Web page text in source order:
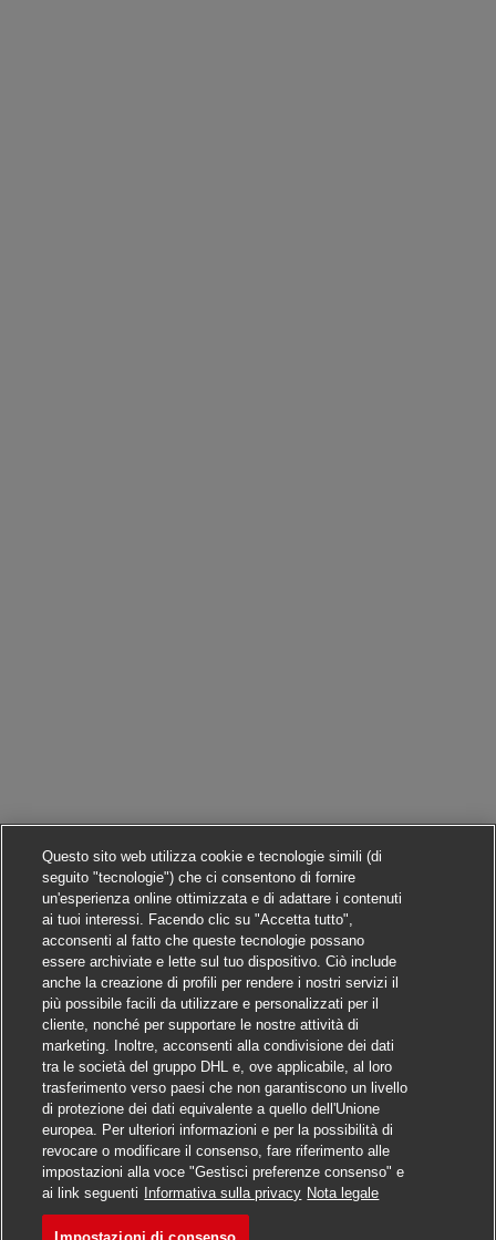
Candidarsi
Questo sito web utilizza cookie e tecnologie simili (di
seguito "tecnologie") che ci consentono di fornire
un'esperienza online ottimizzata e di adattare i contenuti
ai tuoi interessi. Facendo clic su "Accetta tutto",
acconsenti al fatto che queste tecnologie possano
essere archiviate e lette sul tuo dispositivo. Ciò include
anche la creazione di profili per rendere i nostri servizi il
più possibile facili da utilizzare e personalizzati per il
cliente, nonché per supportare le nostre attività di
marketing. Inoltre, acconsenti alla condivisione dei dati
tra le società del gruppo DHL e, ove applicabile, al loro
trasferimento verso paesi che non garantiscono un livello
di protezione dei dati equivalente a quello dell'Unione
europea. Per ulteriori informazioni e per la possibilità di
revocare o modificare il consenso, fare riferimento alle
impostazioni alla voce "Gestisci preferenze consenso" e
ai link seguenti
Informativa sulla privacy Nota legale